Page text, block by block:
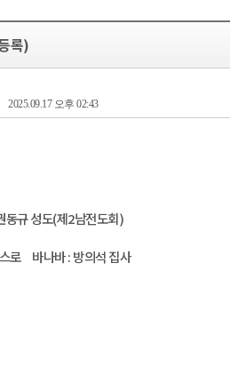
록)
2025.09.17 오후 02:43
동규 성도(제2남전도회)
로 바나바 : 방의석 집사